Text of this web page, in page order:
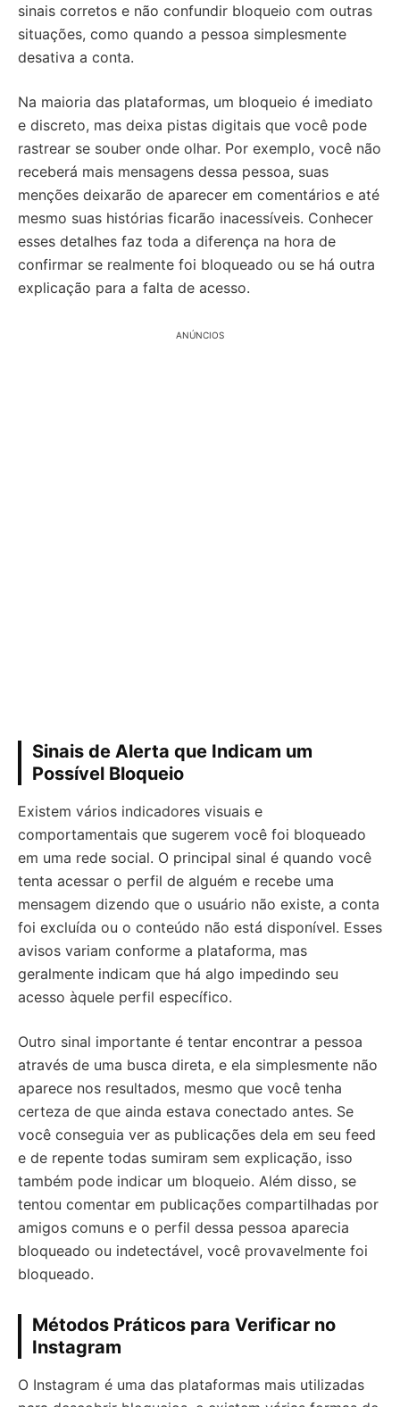
sinais corretos e não confundir bloqueio com outras
situações, como quando a pessoa simplesmente
desativa a conta.
Na maioria das plataformas, um bloqueio é imediato
e discreto, mas deixa pistas digitais que você pode
rastrear se souber onde olhar. Por exemplo, você não
receberá mais mensagens dessa pessoa, suas
menções deixarão de aparecer em comentários e até
mesmo suas histórias ficarão inacessíveis. Conhecer
esses detalhes faz toda a diferença na hora de
confirmar se realmente foi bloqueado ou se há outra
explicação para a falta de acesso.
ANÚNCIOS
Sinais de Alerta que Indicam um
Possível Bloqueio
Existem vários indicadores visuais e
comportamentais que sugerem você foi bloqueado
em uma rede social. O principal sinal é quando você
tenta acessar o perfil de alguém e recebe uma
mensagem dizendo que o usuário não existe, a conta
foi excluída ou o conteúdo não está disponível. Esses
avisos variam conforme a plataforma, mas
geralmente indicam que há algo impedindo seu
acesso àquele perfil específico.
Outro sinal importante é tentar encontrar a pessoa
através de uma busca direta, e ela simplesmente não
aparece nos resultados, mesmo que você tenha
certeza de que ainda estava conectado antes. Se
você conseguia ver as publicações dela em seu feed
e de repente todas sumiram sem explicação, isso
também pode indicar um bloqueio. Além disso, se
tentou comentar em publicações compartilhadas por
amigos comuns e o perfil dessa pessoa aparecia
bloqueado ou indetectável, você provavelmente foi
bloqueado.
Métodos Práticos para Verificar no
Instagram
O Instagram é uma das plataformas mais utilizadas